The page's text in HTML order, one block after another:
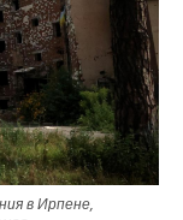
в Ирпене,